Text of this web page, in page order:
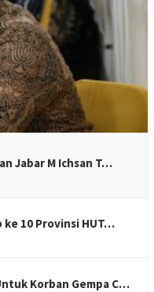
Jabar M Ichsan T…
ke 10 Provinsi HUT…
Korban Gempa C…